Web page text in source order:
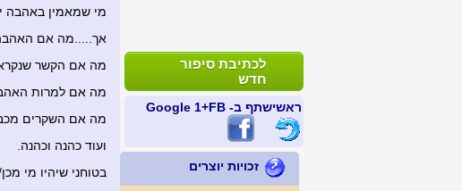
לכתיבת סיפור
חדש
ראשישתף ב- FB +1 Google
זכויות יוצרים
מי שמאמין באהבה
אך.....מה אם
מה אם הקשר שנקרא
מה אם למרות
מה אם השקרים
ועוד כהנה וכהנה.
בטוחני שיהיו מי